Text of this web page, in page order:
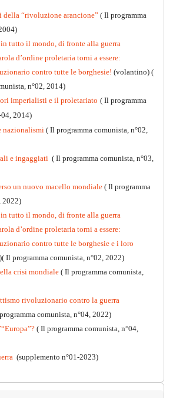
Programm
della “rivoluzione arancione” ( Il programma
tutto il mondo, di fronte alla guerra
d’ordine proletaria torni a essere:
contro tutte le borghesie! (volantino) (
n°02, 2014)
imperialisti e il proletariato ( Il programma
2014)
nazionalismi( Il programma comunista, n°02,
e ingaggiati ( Il programma comunista, n°03,
un nuovo macello mondiale ( Il programma
2022)
tutto il mondo, di fronte alla guerra
d’ordine proletaria torni a essere:
contro tutte le borghesie e i loro
Il programma comunista, n°02, 2022)
crisi mondiale( Il programma comunista,
rivoluzionario contro la guerra
comunista, n°04, 2022)
( Il programma comunista, n°04,
(supplemento n°01-2023)